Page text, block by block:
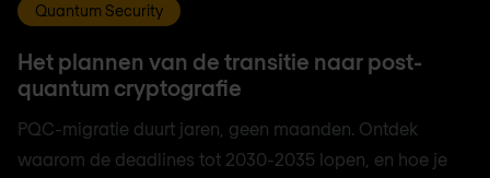
Quantum Security
Het plannen van de transitie naar post-
quantum cryptografie
PQC-migratie duurt jaren, geen maanden. Ontdek
waarom de deadlines tot 2030-2035 lopen, en hoe je